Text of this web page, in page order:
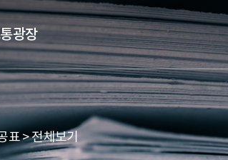
광장
표 > 전체보기